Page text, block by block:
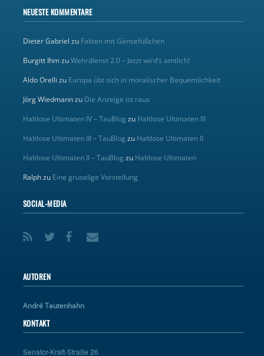
NEUESTE KOMMENTARE
Dieter Gabriel zu Fakten mit Gänsefüßchen
Burgitt IhmzuWehrdienst 2.0 – Jetzt wird’s amtlich!
Aldo Orelli zu Europa übt sich in moralischer Bequemlichkeit
Jörg Wiedmannzu Die Anzeige ist raus
Haltlose Ultimaten IV – TauBlog zu Haltlose Ultimaten III
Haltlose Ultimaten III – TauBlog zu Haltlose Ultimaten II
Haltlose Ultimaten II – TauBlog zu Haltlose Ultimaten
Ralphzu Eine gruselige Vorstellung
SOCIAL-MEDIA
AUTOREN
André Tautenhahn
KONTAKT
Senator-Kraft-Straße 26